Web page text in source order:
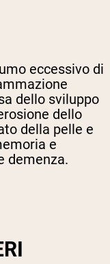
eccessivo di
dello sviluppo
dello
della pelle e
e
demenza.